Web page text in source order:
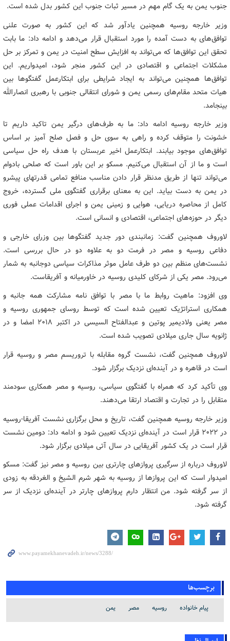
جنوب یمن به یک گام مهم در مسیر ثبات جنوب این کشور بدل شده است.
وزیر خارجه روسیه همچنین یادآور شد که این کشور به صورت علنی
توافق‌های به دست آمده را مورد استقبال قرار می‌دهد و ادامه داد: ما بابت
تحقق این توافق‌ها که می‌تواند به افزایش سطح امنیت در یمن و تمرکز بر حل
مشکلات اجتماعی و اقتصادی در این کشور منجر شود، امیدواریم. این
توافق‌ها همچنین می‌تواند به ایجاد شرایطی برای ابتکارعمل گفتگوها بین
هیات متحد مقام‌های رسمی یمن و شورای انتقالی جنوبی با رهبری انصارالله
بینجامد.
وزیر خارجه روسیه ادامه داد: ما به طرف‌های درگیر یمن تاکید داریم تا
خشونت را متوقف کرده و راهی به سوی حل و فصل صلح آمیز بر اساس
توافق‌های موجود بیابند. ابتکارعمل اخیر عربستان با هدف راه حل سیاسی
است و ما از آن استقبال می‌کنیم. مسکو بر این باور است که صلحی بادوام
می‌تواند تنها از طریق مدنظر قرار دادن مناسب منافع تمامی قدرتهای پیشرو
در یمن به دست بیاید. این به معنای برقراری گفتگوی ملی گسترده، خروج
کامل از محاصره دریایی، هوایی و زمینی یمن و اجرای اقدامات عملی فوری
دیگر در حوزه‌های اجتماعی، اقتصادی و انسانی است.
لاوروف همچنین گفت: زمانبندی دور جدید گفتگوها بین وزرای خارجی و
دفاعی روسیه و مصر در فرمت دو به علاوه دو در حال بررسی است.
نشست‌های منظم بین دو طرف عامل موثر مذاکرات سیاسی دوجانبه به شمار
می‌رود. مصر یکی از شرکای کلیدی روسیه در خاورمیانه و آفریقاست.
وی افزود: ماهیت روابط ما با مصر با توافق نامه مشارکت همه جانبه و
همکاری استراتژیک تعیین شده است که توسط روسای جمهوری روسیه و
مصر یعنی ولادیمیر پوتین و عبدالفتاح السیسی در اکتبر ۲۰۱۸ امضا و در
ژانویه سال جاری میلادی تصویب شده است.
لاوروف همچنین گفت، نشست گروه مقابله با تروریسم مصر و روسیه قرار
است در قاهره و در آینده‌ای نزدیک برگزار شود.
وی تأکید کرد که همراه با گفتگوی سیاسی، روسیه و مصر همکاری سودمند
متقابل را در تجارت و اقتصاد ارتقا می‌دهند.
وزیر خارجه روسیه همچنین گفت، تاریخ و محل برگزاری نشست آفریقا-روسیه
در ۲۰۲۲ قرار است در آینده‌ای نزدیک تعیین شود و ادامه داد: دومین نشست
قرار است در یک کشور آفریقایی در سال آتی میلادی برگزار شود.
لاوروف درباره از سرگیری پروازهای چارتری بین روسیه و مصر نیز گفت: مسکو
امیدوار است که این پروازها از روسیه به شهر شرم الشیخ و الغردقه به زودی
از سر گرفته شود. من انتظار دارم پروازهای چارتر در آینده‌ای نزدیک از سر
گرفته شود.
برچسب‌ها
پیام خانواده روسیه مصر یمن